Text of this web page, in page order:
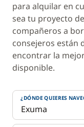
para alquilar en
sea tu proyecto
compañeros a
consejeros están
encontrar la
disponible.
¿DÓNDE QUIERES